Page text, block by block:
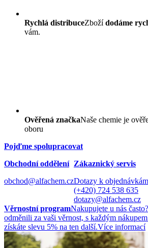
Rychlá distribuceZbožídodáme
vám.
Ověřená značkaNaše chemie je
oboru
Pojďme spolupracovat
Obchodní oddělení
obchod@alfachem.cz
Zákaznický servis
Dotazy k objednávkám
(+420) 724 538 635
dotazy@alfachem.cz
Věrnostní programNakupujete u nás
odměnili za vaši věrnost, s každým
získáte slevu 5% na ten další.Více informací